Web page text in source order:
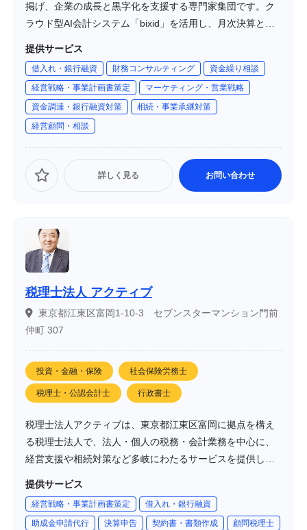
掲げ、企業の成長と黒字化を支援する専門家集団です。ク
ラウド型AI会計システム「bixid」を活用し、月次決算と経
大切にしています。
提供サービス
借入れ・銀行融資 財務コンサルティング
資金繰り相談
経営戦略・事業計画書策定
マーケティング・営業戦略
資金調達・銀行融資対策
相続・事業承継対策
経営顧問・相談
詳しく見る お問い合わせ
税理士法人 アクティブ
東京都江東区富岡1-10-3 セブンスターマンション門前
仲町 307
投資・金融・保険 社会保険労務士
税理士・公認会計士 行政書士
税理士法人アクティブは、東京都江東区富岡に拠点を構え
る税理士法人で、法人・個人の税務・会計業務を中心に、
経営支援や相続対策など多岐にわたるサービスを提供して
提供サービス
経営戦略・事業計画書策定
借入れ・銀行融資
助成金申請代行
決算申告 契約書・書類作成 顧問税理士